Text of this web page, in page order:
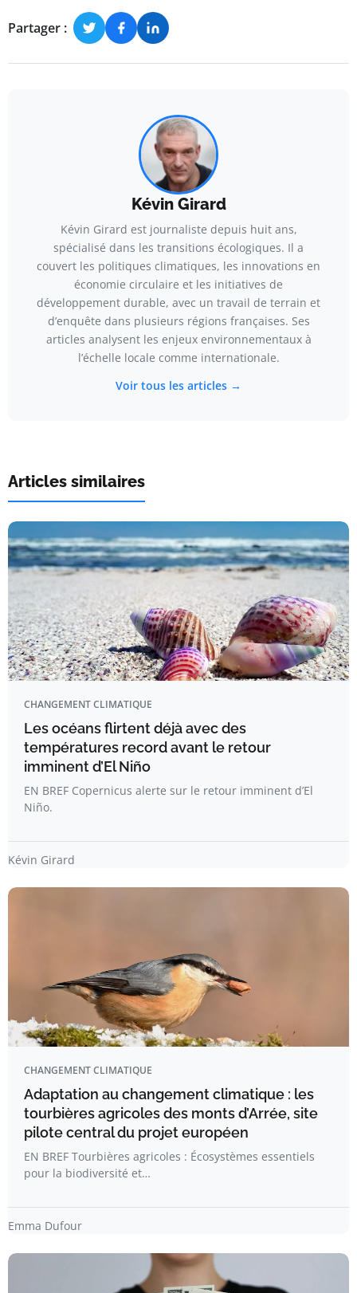
Partager :
Kévin Girard
Kévin Girard est journaliste depuis huit ans,
spécialisé dans les transitions écologiques. Il a
couvert les politiques climatiques, les innovations en
économie circulaire et les initiatives de
développement durable, avec un travail de terrain et
d’enquête dans plusieurs régions françaises. Ses
articles analysent les enjeux environnementaux à
l’échelle locale comme internationale.
Voir tous les articles →
Articles similaires
CHANGEMENT CLIMATIQUE
Les océans flirtent déjà avec des
températures record avant le retour
imminent d’El Niño
EN BREF Copernicus alerte sur le retour imminent d’El
Niño.
Kévin Girard
CHANGEMENT CLIMATIQUE
Adaptation au changement climatique : les
tourbières agricoles des monts d’Arrée, site
pilote central du projet européen
EN BREF Tourbières agricoles : Écosystèmes essentiels
pour la biodiversité et…
Emma Dufour